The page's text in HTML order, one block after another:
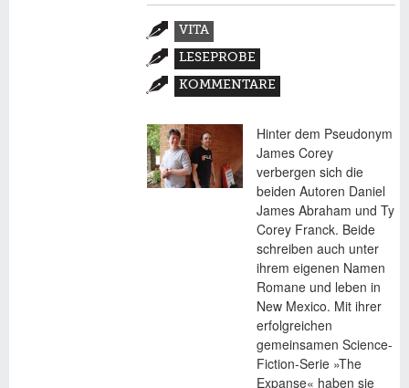
Zusatzmaterial
VITA
(AKTIVER
REITER)
LESEPROBE
KOMMENTARE
Hinter dem Pseudonym
James Corey
verbergen sich die
beiden Autoren Daniel
James Abraham und Ty
Corey Franck. Beide
schreiben auch unter
ihrem eigenen Namen
Romane und leben in
New Mexico. Mit ihrer
erfolgreichen
gemeinsamen Science-
Fiction-Serie »The
Expanse« haben sie